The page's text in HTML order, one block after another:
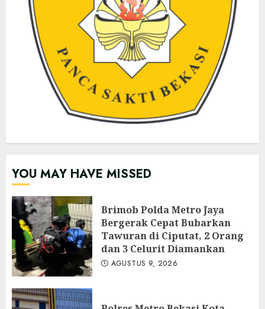
YOU MAY HAVE MISSED
Brimob Polda Metro Jaya
Bergerak Cepat Bubarkan
Tawuran di Ciputat, 2 Orang
dan 3 Celurit Diamankan
AGUSTUS 9, 2026